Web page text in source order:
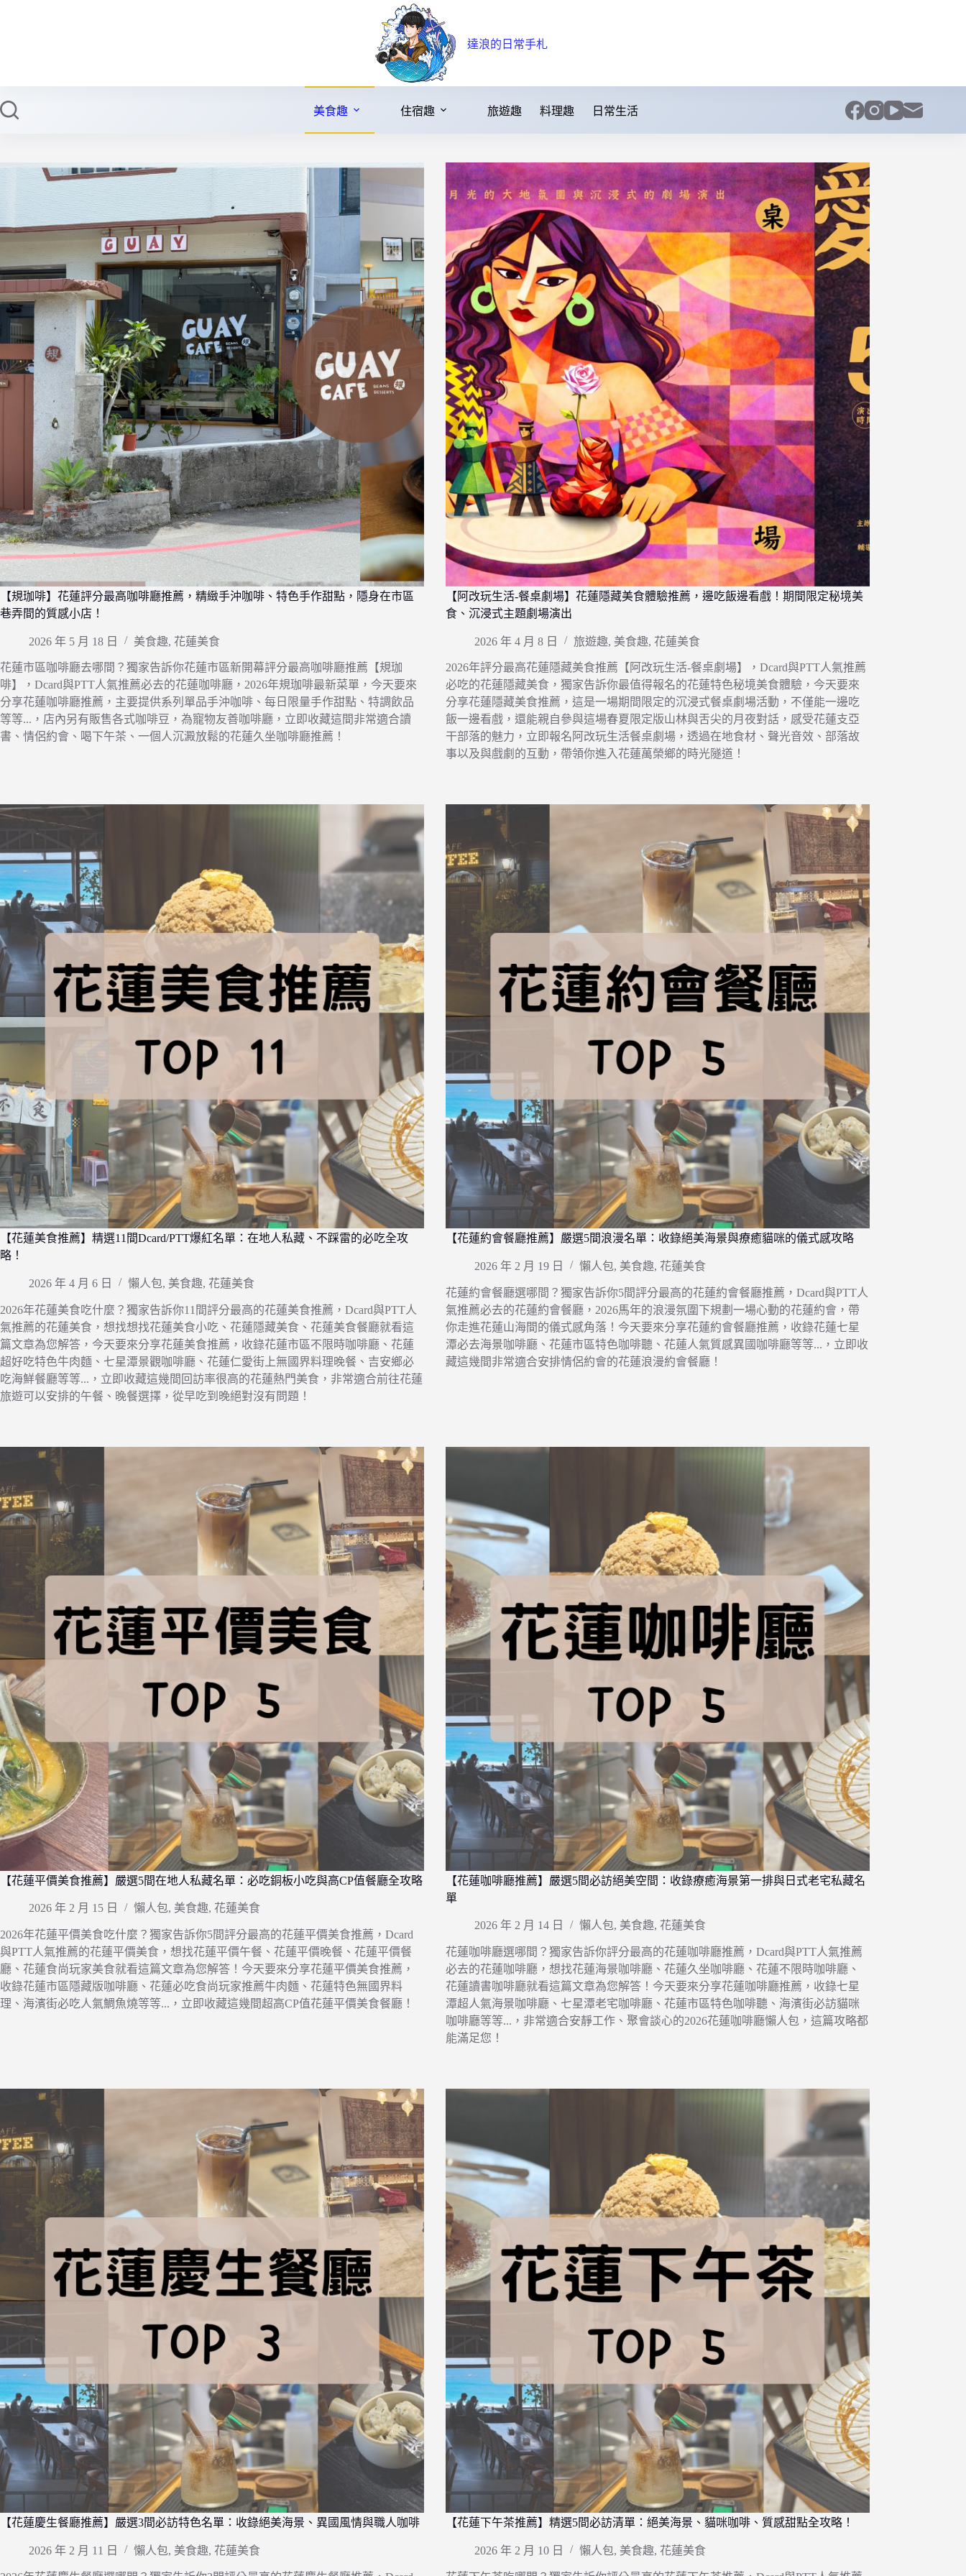
達浪的日常手札
美食趣 住宿趣 旅遊趣 料理趣 日常生活
【規珈啡】花蓮評分最高咖啡廳推薦，精緻手沖咖啡、特色手作甜點，隱身在市區
巷弄間的質感小店！
2026 年 5 月 18 日 美食趣, 花蓮美食
花蓮市區咖啡廳去哪間？獨家告訴你花蓮市區新開幕評分最高咖啡廳推薦【規珈
啡】，Dcard與PTT人氣推薦必去的花蓮咖啡廳，2026年規珈啡最新菜單，今天要來
分享花蓮咖啡廳推薦，主要提供系列單品手沖咖啡、每日限量手作甜點、特調飲品
等等...，店內另有販售各式咖啡豆，為寵物友善咖啡廳，立即收藏這間非常適合讀
書、情侶約會、喝下午茶、一個人沉澱放鬆的花蓮久坐咖啡廳推薦！
【阿改玩生活-餐桌劇場】花蓮隱藏美食體驗推薦，邊吃飯邊看戲！期間限定秘境美
食、沉浸式主題劇場演出
2026 年 4 月 8 日 旅遊趣, 美食趣, 花蓮美食
2026年評分最高花蓮隱藏美食推薦【阿改玩生活-餐桌劇場】，Dcard與PTT人氣推薦
必吃的花蓮隱藏美食，獨家告訴你最值得報名的花蓮特色秘境美食體驗，今天要來
分享花蓮隱藏美食推薦，這是一場期間限定的沉浸式餐桌劇場活動，不僅能一邊吃
飯一邊看戲，還能親自參與這場春夏限定版山林與舌尖的月夜對話，感受花蓮支亞
干部落的魅力，立即報名阿改玩生活餐桌劇場，透過在地食材、聲光音效、部落故
事以及與戲劇的互動，帶領你進入花蓮萬榮鄉的時光隧道！
【花蓮美食推薦】精選11間Dcard/PTT爆紅名單：在地人私藏、不踩雷的必吃全攻
略！
2026 年 4 月 6 日 懶人包, 美食趣, 花蓮美食
2026年花蓮美食吃什麼？獨家告訴你11間評分最高的花蓮美食推薦，Dcard與PTT人
氣推薦的花蓮美食，想找想找花蓮美食小吃、花蓮隱藏美食、花蓮美食餐廳就看這
篇文章為您解答，今天要來分享花蓮美食推薦，收錄花蓮市區不限時咖啡廳、花蓮
超好吃特色牛肉麵、七星潭景觀咖啡廳、花蓮仁愛街上無國界料理晚餐、吉安鄉必
吃海鮮餐廳等等...，立即收藏這幾間回訪率很高的花蓮熱門美食，非常適合前往花蓮
旅遊可以安排的午餐、晚餐選擇，從早吃到晚絕對沒有問題！
【花蓮約會餐廳推薦】嚴選5間浪漫名單：收錄絕美海景與療癒貓咪的儀式感攻略
2026 年 2 月 19 日 懶人包, 美食趣, 花蓮美食
花蓮約會餐廳選哪間？獨家告訴你5間評分最高的花蓮約會餐廳推薦，Dcard與PTT人
氣推薦必去的花蓮約會餐廳，2026馬年的浪漫氛圍下規劃一場心動的花蓮約會，帶
你走進花蓮山海間的儀式感角落！今天要來分享花蓮約會餐廳推薦，收錄花蓮七星
潭必去海景咖啡廳、花蓮市區特色咖啡聽、花蓮人氣質感異國咖啡廳等等...，立即收
藏這幾間非常適合安排情侶約會的花蓮浪漫約會餐廳！
【花蓮平價美食推薦】嚴選5間在地人私藏名單：必吃銅板小吃與高CP值餐廳全攻略
2026 年 2 月 15 日 懶人包, 美食趣, 花蓮美食
2026年花蓮平價美食吃什麼？獨家告訴你5間評分最高的花蓮平價美食推薦，Dcard
與PTT人氣推薦的花蓮平價美食，想找花蓮平價午餐、花蓮平價晚餐、花蓮平價餐
廳、花蓮食尚玩家美食就看這篇文章為您解答！今天要來分享花蓮平價美食推薦，
收錄花蓮市區隱藏版咖啡廳、花蓮必吃食尚玩家推薦牛肉麵、花蓮特色無國界料
理、海濱街必吃人氣鯛魚燒等等...，立即收藏這幾間超高CP值花蓮平價美食餐廳！
【花蓮咖啡廳推薦】嚴選5間必訪絕美空間：收錄療癒海景第一排與日式老宅私藏名
單
2026 年 2 月 14 日 懶人包, 美食趣, 花蓮美食
花蓮咖啡廳選哪間？獨家告訴你評分最高的花蓮咖啡廳推薦，Dcard與PTT人氣推薦
必去的花蓮咖啡廳，想找花蓮海景咖啡廳、花蓮久坐咖啡廳、花蓮不限時咖啡廳、
花蓮讀書咖啡廳就看這篇文章為您解答！今天要來分享花蓮咖啡廳推薦，收錄七星
潭超人氣海景咖啡廳、七星潭老宅咖啡廳、花蓮市區特色咖啡聽、海濱街必訪貓咪
咖啡廳等等...，非常適合安靜工作、聚會談心的2026花蓮咖啡廳懶人包，這篇攻略都
能滿足您！
【花蓮慶生餐廳推薦】嚴選3間必訪特色名單：收錄絕美海景、異國風情與職人咖啡
2026 年 2 月 11 日 懶人包, 美食趣, 花蓮美食
【花蓮下午茶推薦】精選5間必訪清單：絕美海景、貓咪咖啡、質感甜點全攻略！
2026 年 2 月 10 日 懶人包, 美食趣, 花蓮美食